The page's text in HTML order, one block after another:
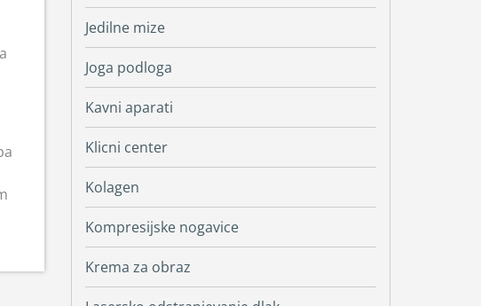
Jedilne mize
Joga podloga
Kavni aparati
Klicni center
Kolagen
Kompresijske nogavice
Krema za obraz